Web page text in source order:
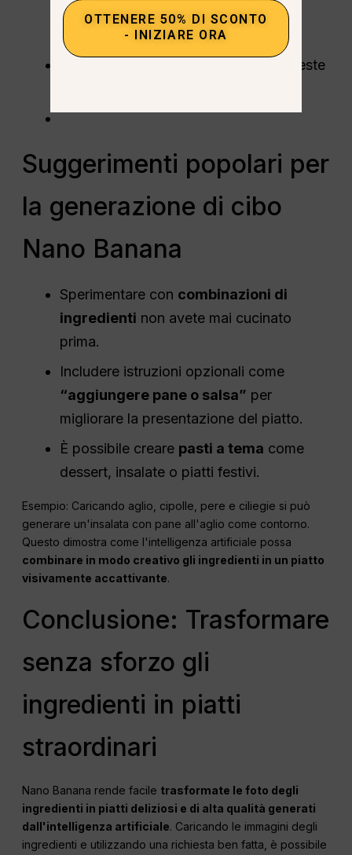
social media o ispirazione per le
ricette
Provate a fare più iterazioni con richieste
Suggerimenti popolari per
la generazione di cibo
Nano Banana
Sperimentare con combinazioni di
ingredienti non avete mai cucinato
prima.
Includere istruzioni opzionali come
“aggiungere pane o salsa” per
migliorare la presentazione del piatto.
È possibile creare pasti a tema come
dessert, insalate o piatti festivi.
Esempio: Caricando aglio, cipolle, pere e ciliegie si può
generare un'insalata con pane all'aglio come contorno.
Questo dimostra come l'intelligenza artificiale possa
combinare in modo creativo gli ingredienti in un piatto
visivamente accattivante.
Conclusione: Trasformare
senza sforzo gli
ingredienti in piatti
straordinari
Nano Banana rende facile trasformate le foto degli
ingredienti in piatti deliziosi e di alta qualità generati
dall'intelligenza artificiale. Caricando le immagini degli
ingredienti e utilizzando una richiesta ben fatta, è possibile
OTTENERE 50% DI SCONTO
- INIZIARE ORA